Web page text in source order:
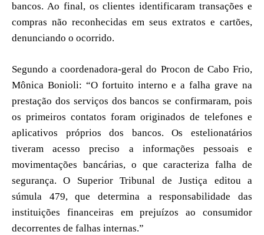
bancos. Ao final, os clientes identificaram transações e
compras não reconhecidas em seus extratos e cartões,
denunciando o ocorrido.
Segundo a coordenadora-geral do Procon de Cabo Frio,
Mônica Bonioli: “O fortuito interno e a falha grave na
prestação dos serviços dos bancos se confirmaram, pois
os primeiros contatos foram originados de telefones e
aplicativos próprios dos bancos. Os estelionatários
tiveram acesso preciso a informações pessoais e
movimentações bancárias, o que caracteriza falha de
segurança. O Superior Tribunal de Justiça editou a
súmula 479, que determina a responsabilidade das
instituições financeiras em prejuízos ao consumidor
decorrentes de falhas internas.”